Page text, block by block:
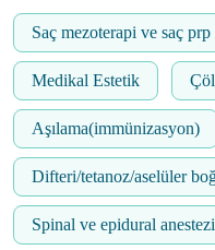
Saç mezoterapi ve saç prp
Medikal Estetik
Aşılama(immünizasyon)
Difteri/tetanoz/aselüler
Spinal ve epidural anestezi